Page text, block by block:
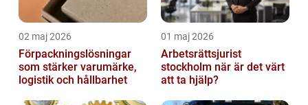
02 maj 2026
Förpackningslösningar
som stärker varumärke,
logistik och hållbarhet
01 maj 2026
Arbetsrättsjurist
stockholm när är det värt
att ta hjälp?